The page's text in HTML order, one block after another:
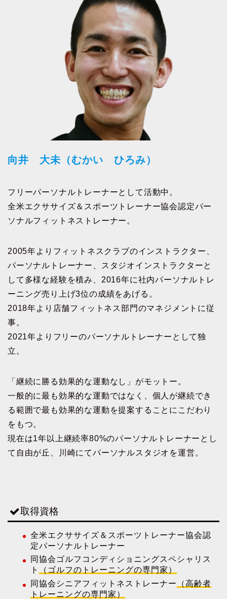
向井 大未（むかい ひろみ）
フリーパーソナルトレーナーとして活動中。
全米エクササイズ＆スポーツトレーナー協会認定パー
ソナルフィットネストレーナー。
2005年よりフィットネスクラブのインストラクター、
パーソナルトレーナー、スタジオインストラクターと
して多様な経験を積み、2016年に社内パーソナルトレ
ーニング売り上げ3位の成績をあげる。
2018年より店舗フィットネス部門のマネジメントに従
事。
2021年よりフリーのパーソナルトレーナーとして独
立。
「継続に勝る効果的な運動なし」がモットー。
一般的に最も効果的な運動ではなく、個人が継続でき
る範囲で最も効果的な運動を提案することにこだわり
をもつ。
現在は1年以上継続率80%のパーソナルトレーナーとし
て自由が丘、川崎にてパーソナルスタジオを運営。
取得資格
全米エクササイズ＆スポーツトレーナー協会認
定パーソナルトレーナー
同協会ゴルフコンディショニングスペシャリス
ト
（ゴルフのトレーニングの専門家）
同協会シニアフィットネストレーナー
（高齢者
トレーニングの専門家）